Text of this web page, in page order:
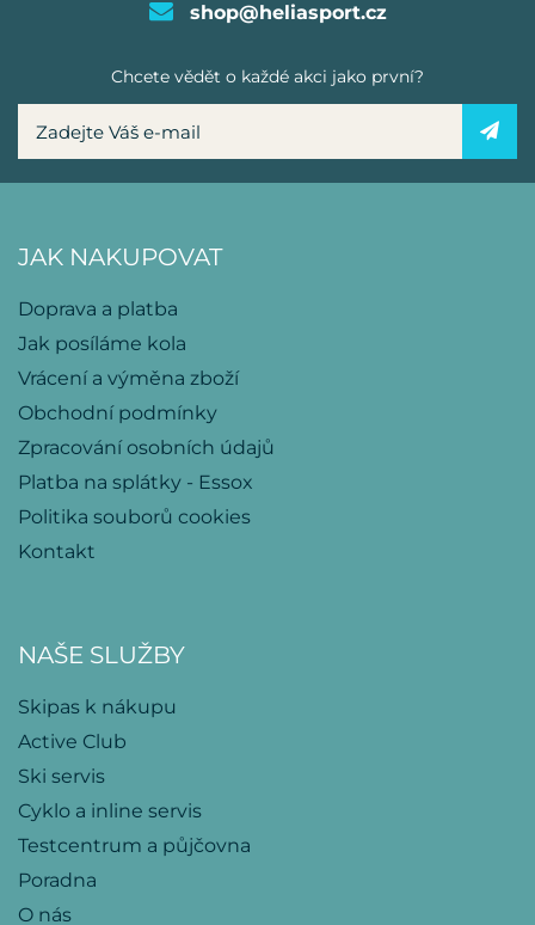
shop@heliasport.cz
Chcete vědět o každé akci jako první?
JAK NAKUPOVAT
Doprava a platba
Jak posíláme kola
Vrácení a výměna zboží
Obchodní podmínky
Zpracování osobních údajů
Platba na splátky - Essox
Politika souborů cookies
Kontakt
NAŠE SLUŽBY
Skipas k nákupu
Active Club
Ski servis
Cyklo a inline servis
Testcentrum a půjčovna
Poradna
O nás